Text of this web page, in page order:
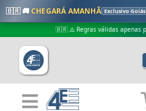
🇧🇷 🚚CHEGARÁ AMANHÃ Exclusivo Goiás
🇧🇷 ⚠️ Regras válidas apenas para: